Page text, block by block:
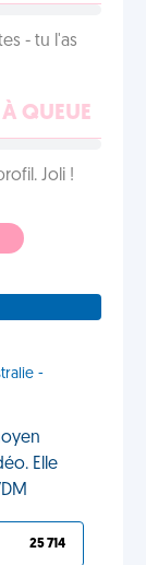
- tu l'as
À QUEUE
Joli !
-
Elle
25 714